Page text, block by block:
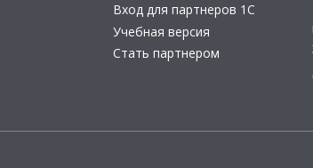
Вход для партнеров 1С
Учебная версия
Стать партнером